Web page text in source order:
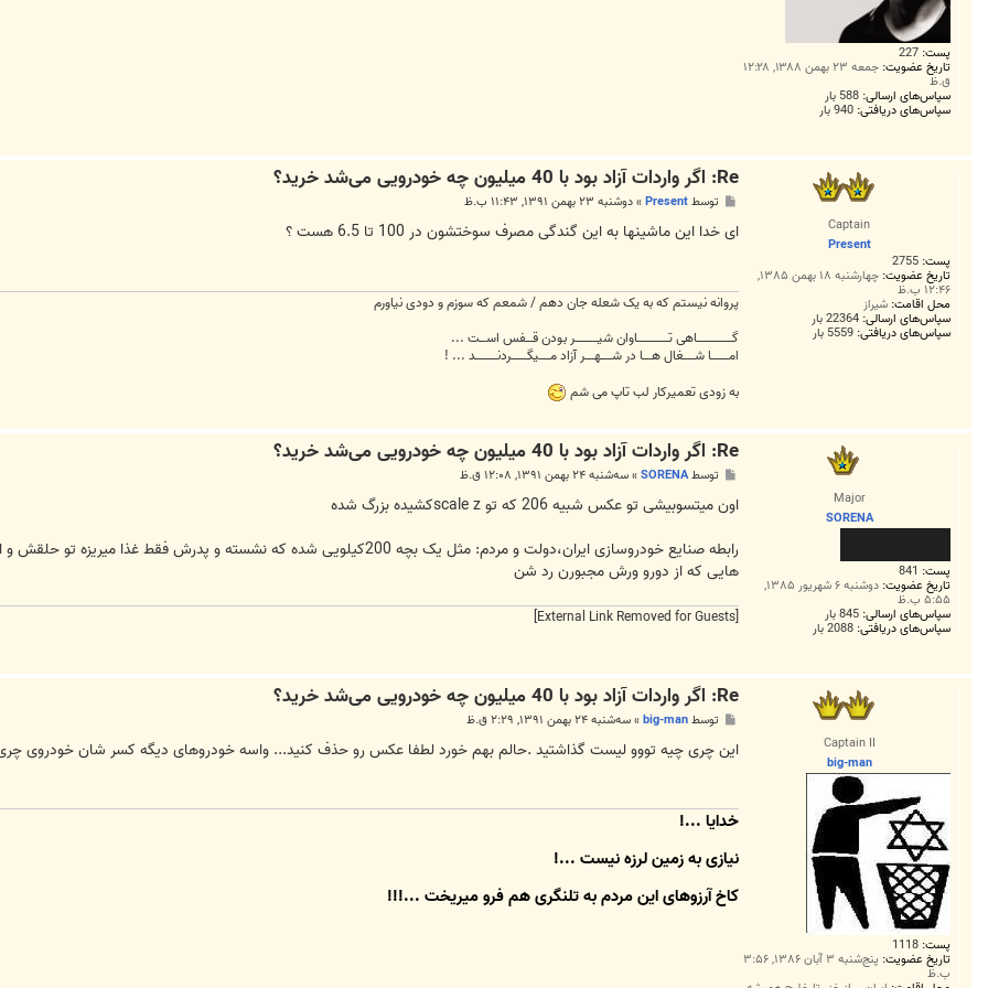
پست: 227
تاریخ عضویت: جمعه ۲۳ بهمن ۱۳۸۸, ۱۲:۲۸
ق.ظ
سپاس‌های ارسالی: 588 بار
سپاس‌های دریافتی: 940 بار
Captain
Present
پست: 2755
تاریخ عضویت: چهارشنبه ۱۸ بهمن ۱۳۸۵,
۱۲:۴۶ ب.ظ
محل اقامت: شیراز
سپاس‌های ارسالی: 22364 بار
سپاس‌های دریافتی: 5559 بار
Re: اگر واردات آزاد بود با 40 میلیون چه خودرویی می‌شد خرید؟
ت
توسطPresent
»دوشنبه ۲۳ بهمن ۱۳۹۱, ۱۱:۴۳ ب.ظ
ای خدا این ماشینها به این گندگی مصرف سوختشون در 100 تا 6.5 هست ؟
پروانه نیستم که به یک شعله جان دهم / شمعم که سوزم و دودی نیاورم
گــــــــــــــــاهی تــــــــــــــاوان شیــــــــــر بودن قـــفس اســـت ...
امــــــــا شـــــغال هــــا در شـــــهــــر آزاد مـــــیگـــــــردنــــــــــد ... !
به زودی تعمیرکار لب تاپ می شم
Major
SORENA
پست: 841
تاریخ عضویت: دوشنبه ۶ شهریور ۱۳۸۵,
۵:۵۵ ب.ظ
سپاس‌های ارسالی: 845 بار
سپاس‌های دریافتی: 2088 بار
Re: اگر واردات آزاد بود با 40 میلیون چه خودرویی می‌شد خرید؟
ت
توسطSORENA
»سه‌شنبه ۲۴ بهمن ۱۳۹۱, ۱۲:۰۸ ق.ظ
اون میتسوبیشی تو عکس شبیه 206 که تو scale zکشیده بزرگ شده
رابطه صنایع خودروسازی ایران،دولت و مردم: مثل یک بچه 200کیلویی شده که نشسته
هایی که از دورو ورش مجبورن رد شن
[External Link Removed for Guests]
Captain II
big-man
پست: 1118
تاریخ عضویت: پنج‌شنبه ۳ آبان ۱۳۸۶, ۳:۵۶
ب.ظ
Re: اگر واردات آزاد بود با 40 میلیون چه خودرویی می‌شد خرید؟
ت
توسطbig-man
»سه‌شنبه ۲۴ بهمن ۱۳۹۱, ۲:۲۹ ق.ظ
این چری چیه تووو لیست گذاشتید .حالم بهم خورد لطفا عکس رو حذف کنید... واسه خودروهای دیگه کسر شان خودروی
خدایا ...!
نیازی به زمین لرزه نیست ...!
کاخِ آرزوهای این مردم به تلنگری هم فرو میریخت ...!!!